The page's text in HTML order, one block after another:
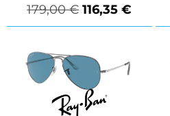
179,00€ 116,35€